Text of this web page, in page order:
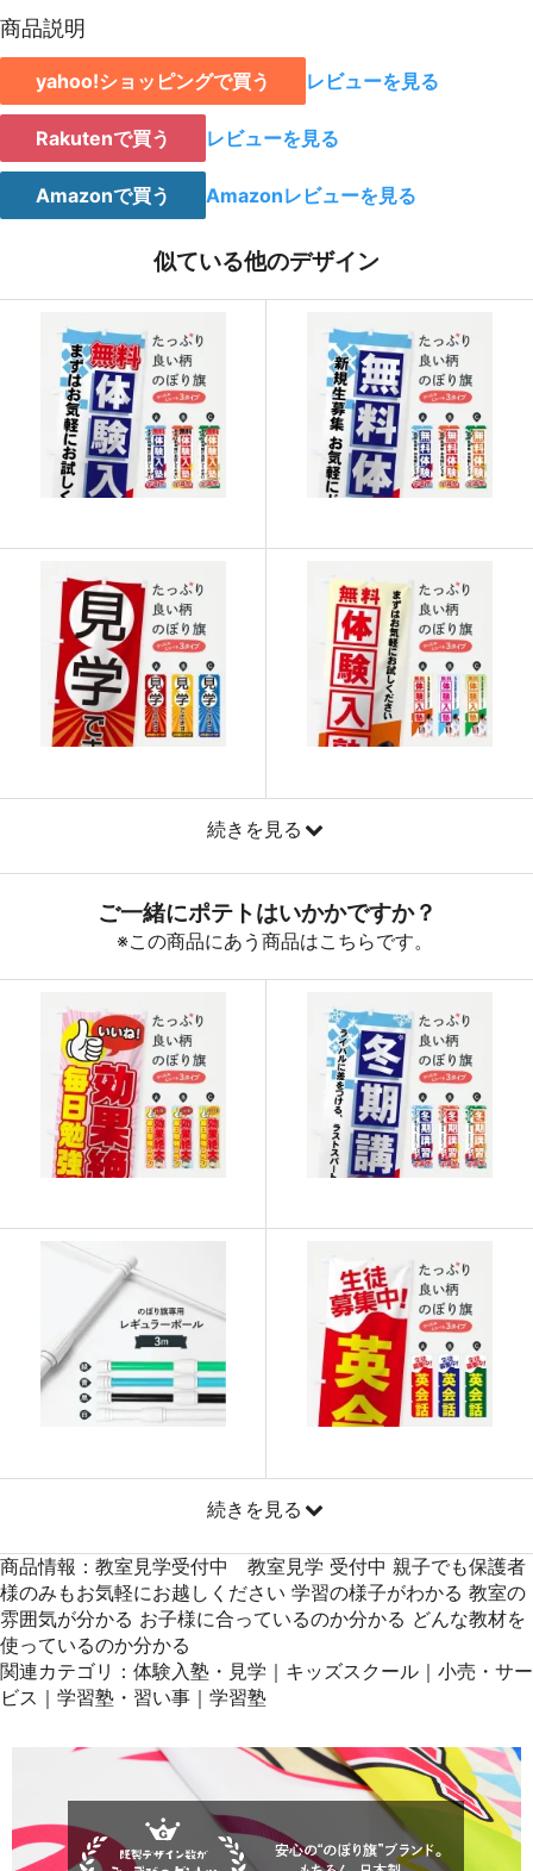
18
19 928 15776
20 923
21 921
22 919
917
24 915 21960
25 913 22825
26 911 23686
27 909 24543
28 907 25396
31 901 27931
32 899 28768
33 897 29601
34 895 30430
890
37 888 32856
887 33706
40 883 35320
41 880 36080
42 878 36876
43 876 37668
45 874 39330
40158
872 40984
48 871 41808
869 42581
商品説明
yahoo!ショッピングで買う レビューを見る
Rakutenで買う レビューを見る
Amazonで買う Amazonレビューを見る
似ている他のデザイン
続きを見る
続きを見る
商品情報：教室見学受付中 教室見学 受付中 親子でも保護者
様のみもお気軽にお越しください 学習の様子がわかる 教室の
雰囲気が分かる お子様に合っているのか分かる どんな教材を
使っているのか分かる
関連カテゴリ：体験入塾・見学｜キッズスクール｜小売・サー
ビス｜学習塾・習い事｜学習塾